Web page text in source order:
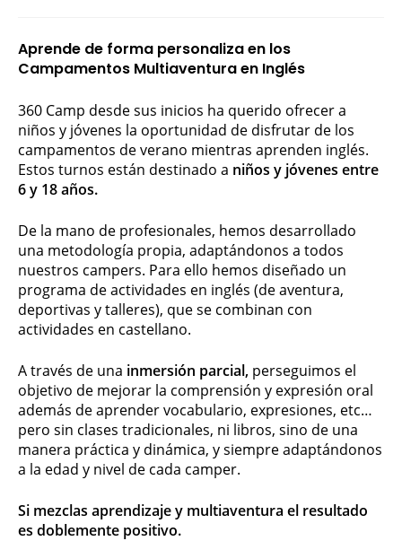
Aprende de forma personaliza en los
Campamentos Multiaventura en Inglés
360 Camp desde sus inicios ha querido ofrecer a
niños y jóvenes la oportunidad de disfrutar de los
campamentos de verano mientras aprenden inglés.
Estos turnos están destinado a niños y jóvenes entre
6 y 18 años.
De la mano de profesionales, hemos desarrollado
una metodología propia, adaptándonos a todos
nuestros campers. Para ello hemos diseñado un
programa de actividades en inglés (de aventura,
deportivas y talleres), que se combinan con
actividades en castellano.
A través de una inmersión parcial, perseguimos el
objetivo de mejorar la comprensión y expresión oral
además de aprender vocabulario, expresiones, etc…
pero sin clases tradicionales, ni libros, sino de una
manera práctica y dinámica, y siempre adaptándonos
a la edad y nivel de cada camper.
Si mezclas aprendizaje y multiaventura el resultado
es doblemente positivo.